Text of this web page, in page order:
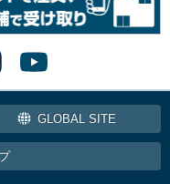
GLOBAL SITE